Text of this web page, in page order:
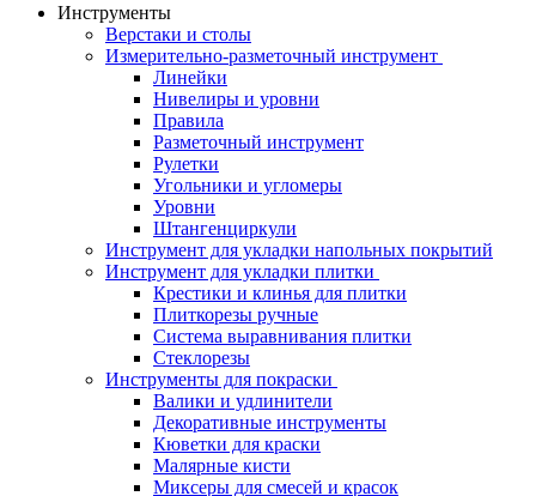
Инструменты
Верстаки и столы
Измерительно-разметочный инструмент
Линейки
Нивелиры и уровни
Правила
Разметочный инструмент
Рулетки
Угольники и угломеры
Уровни
Штангенциркули
Инструмент для укладки напольных покрытий
Инструмент для укладки плитки
Крестики и клинья для плитки
Плиткорезы ручные
Система выравнивания плитки
Стеклорезы
Инструменты для покраски
Валики и удлинители
Декоративные инструменты
Кюветки для краски
Малярные кисти
Миксеры для смесей и красок